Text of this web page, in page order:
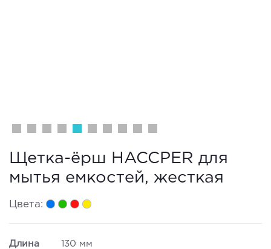
Щетка-ёрш HACCPER для
мытья емкостей, жесткая
Цвета:
Длина 130 мм